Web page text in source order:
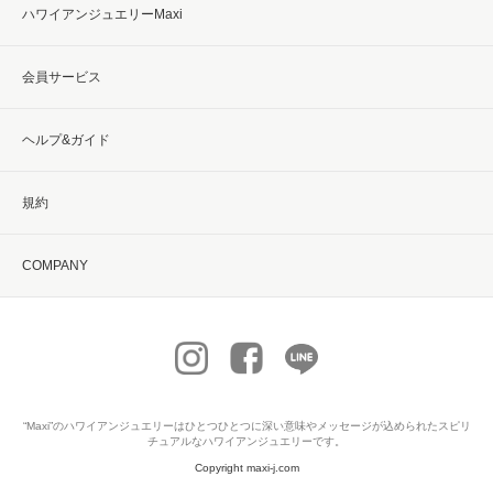
ハワイアンジュエリーMaxi
会員サービス
ヘルプ&ガイド
規約
COMPANY
“Maxi”のハワイアンジュエリーはひとつひとつに深い意味やメッセージが込められたスピリ
チュアルなハワイアンジュエリーです。
Copyright maxi-j.com